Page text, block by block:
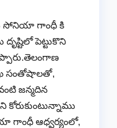
సోనియా గాంధీ కి
పెట్టుకొని
సంతోషాలతో,
జన్మదిన
కోరుకుంటున్నాము
గాంధీ ఆధ్వర్యంలో,